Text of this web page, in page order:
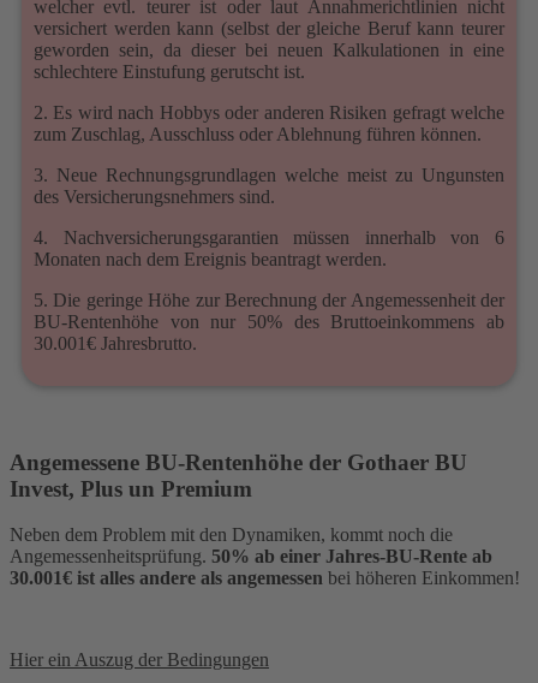
welcher evtl. teurer ist oder laut Annahmerichtlinien nicht
versichert werden kann (selbst der gleiche Beruf kann teurer
geworden sein, da dieser bei neuen Kalkulationen in eine
schlechtere Einstufung gerutscht ist.
2. Es wird nach Hobbys oder anderen Risiken gefragt welche
zum Zuschlag, Ausschluss oder Ablehnung führen können.
3. Neue Rechnungsgrundlagen welche meist zu Ungunsten
des Versicherungsnehmers sind.
4. Nachversicherungsgarantien müssen innerhalb von 6
Monaten nach dem Ereignis beantragt werden.
5. Die geringe Höhe zur Berechnung der Angemessenheit der
BU-Rentenhöhe von nur 50% des Bruttoeinkommens ab
30.001€ Jahresbrutto.
Angemessene BU-Rentenhöhe der Gothaer BU
Invest, Plus un Premium
Neben dem Problem mit den Dynamiken, kommt noch die
Angemessenheitsprüfung. 50% ab einer Jahres-BU-Rente ab
30.001€ ist alles andere als angemessen bei höheren Einkommen!
Hier ein Auszug der Bedingungen